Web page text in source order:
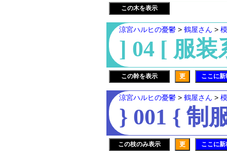
この木を表示
涼宮ハルヒの憂鬱 > 鶴屋さん >
] 04 [ 服装
この幹を表示 更 ここに
涼宮ハルヒの憂鬱 > 鶴屋さん >
} 001 { 制
この枝のみ表示 更 ここに